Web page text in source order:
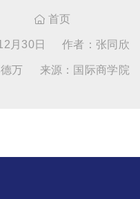
 首页
月30日 作者：张同欣
万 来源：国际商学院